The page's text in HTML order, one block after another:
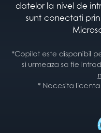
datelor la nivel de
sunt conectati
*Copilot este disponibil
si urmeaza sa fie
* Necesita licenta